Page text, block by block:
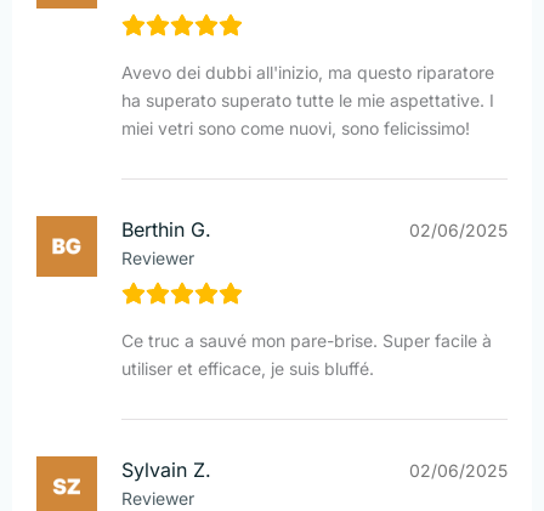
Avevo dei dubbi all'inizio, ma questo riparatore
ha superato superato tutte le mie aspettative. I
miei vetri sono come nuovi, sono felicissimo!
Berthin G.
Reviewer
02/06/2025
Ce truc a sauvé mon pare-brise. Super facile à
utiliser et efficace, je suis bluffé.
Sylvain Z.
Reviewer
02/06/2025